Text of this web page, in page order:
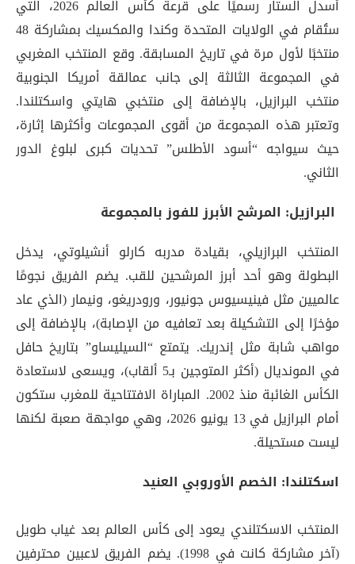
أُسدل الستار رسميًا على قرعة كأس العالم 2026، التي
ستُقام في الولايات المتحدة وكندا والمكسيك بمشاركة 48
منتخبًا لأول مرة في تاريخ المسابقة. وقع المنتخب المغربي
في المجموعة الثالثة إلى جانب عمالقة أمريكا الجنوبية
منتخب البرازيل، بالإضافة إلى منتخبي هايتي واسكتلندا.
وتعتبر هذه المجموعة من أقوى المجموعات وأكثرها إثارة،
حيث سيواجه “أسود الأطلس” تحديات كبرى لبلوغ الدور
الثاني.
البرازيل: المرشح الأبرز للفوز بالمجموعة
المنتخب البرازيلي، بقيادة مدربه كارلو أنشيلوتي، يدخل
البطولة وهو أحد أبرز المرشحين للقب. يضم الفريق نجومًا
عالميين مثل فينيسيوس جونيور، ورودريغو، ونيمار (الذي عاد
مؤخرًا إلى التشكيلة بعد تعافيه من الإصابة)، بالإضافة إلى
مواهب شابة مثل إندريك. يتمتع “السيليساو” بتاريخ حافل
في المونديال (أكثر المتوجين بـ5 ألقاب)، ويسعى لاستعادة
الكأس الغائبة منذ 2002. المباراة الافتتاحية للمغرب ستكون
أمام البرازيل في 13 يونيو 2026، وهي مواجهة صعبة لكنها
ليست مستحيلة.
اسكتلندا: الخصم الأوروبي العنيد
المنتخب الاسكتلندي يعود إلى كأس العالم بعد غياب طويل
(آخر مشاركة كانت في 1998). يضم الفريق لاعبين محترفين